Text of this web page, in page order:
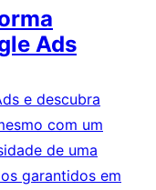
Ads
e descubra
com um
de uma
garantidos em